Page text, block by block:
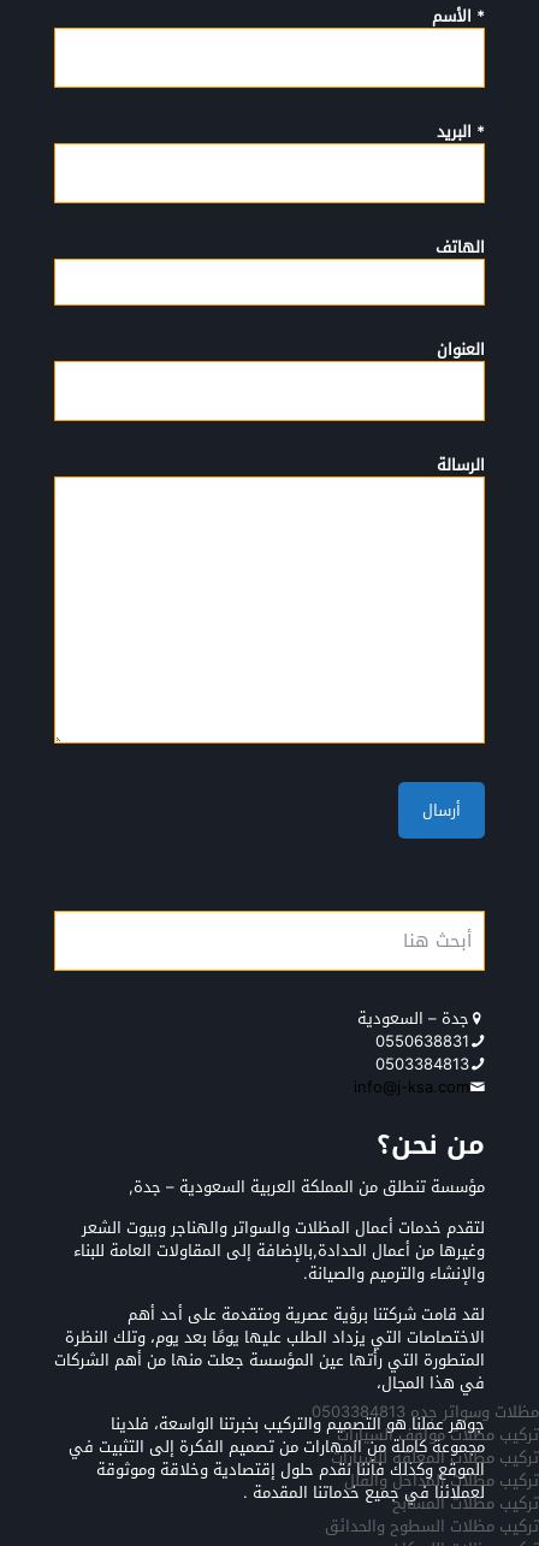
* الأسم
* البريد
الهاتف
العنوان
الرسالة
جدة – السعودية
0550638831
0503384813
info@j-ksa.com
من نحن؟
مؤسسة تنطلق من المملكة العربية السعودية – جدة,
لتقدم خدمات أعمال المظلات والسواتر والهناجر وبيوت الشعر
وغيرها من أعمال الحدادة,بالإضافة إلى المقاولات العامة للبناء
والإنشاء والترميم والصيانة.
لقد قامت شركتنا برؤية عصرية ومتقدمة على أحد أهم
الاختصاصات التي يزداد الطلب عليها يومًا بعد يوم، وتلك النظرة
المتطورة التي رأتها عين المؤسسة جعلت منها من أهم الشركات
في هذا المجال،
جوهر عملنا هو التصميم والتركيب بخبرتنا الواسعة، فلدينا
مجموعة كاملة من المهارات من تصميم الفكرة إلى التثبيت في
الموقع وكذلك فأننا نقدم حلول إقتصادية وخلاقة وموثوقة
لعملائنا في جميع خدماتنا المقدمة .
مظلات وسواتر جده 0503384813
تركيب مظلات مواقف السيارات
تركيب مظلات المعلقه للسيارات
تركيب مظلات المداخل والفلل
تركيب مظلات المسابح
تركيب مظلات السطوح والحدائق